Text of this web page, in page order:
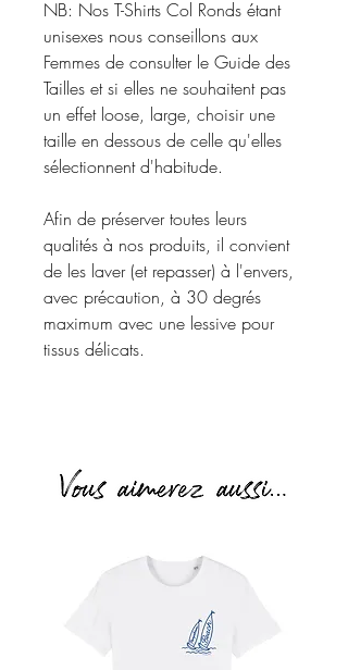
NB: Nos T-Shirts Col Ronds étant
unisexes nous conseillons aux
Femmes de consulter le Guide des
Tailles et si elles ne souhaitent pas
un effet loose, large, choisir une
taille en dessous de celle qu'elles
sélectionnent d'habitude.
Afin de préserver toutes leurs
qualités à nos produits, il convient
de les laver (et repasser) à l'envers,
avec précaution, à 30 degrés
maximum avec une lessive pour
tissus délicats.